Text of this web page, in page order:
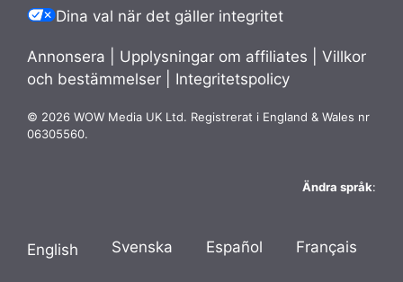
Dina val när det gäller integritet
Annonsera Upplysningar om affiliates
Villkor
och bestämmelser
Integritetspolicy
© 2026 WOW Media UK Ltd. Registrerat i England & Wales nr
06305560.
Ändra språk:
English Svenska Español Français